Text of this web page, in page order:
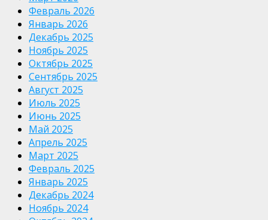
Февраль 2026
Январь 2026
Декабрь 2025
Ноябрь 2025
Октябрь 2025
Сентябрь 2025
Август 2025
Июль 2025
Июнь 2025
Май 2025
Апрель 2025
Март 2025
Февраль 2025
Январь 2025
Декабрь 2024
Ноябрь 2024